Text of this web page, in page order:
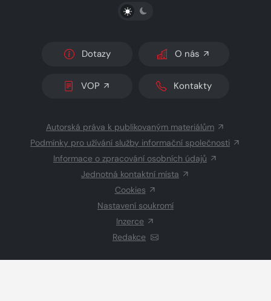
PŘEPNOUT SVĚTLÝ/TMAVÝ REŽIM
Dotazy O nás
VOP Kontakty
Autorská práva k publikovaným materiálům
Podmínky pro užívání služby informační společnosti
Informace o zpracování osobních údajů
Jednotná kontaktní místa
Cookies
Nastavení soukromí
Inzerce
Redakce